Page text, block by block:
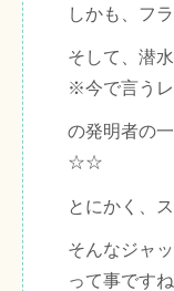
しかも、フ
そして、潜
※今で言うレ
の発明者の
☆☆
とにかく、
そんなジャ
って事ですね